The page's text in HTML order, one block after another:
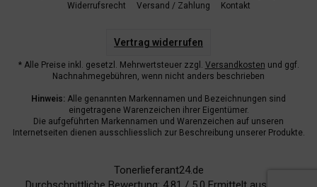
Widerrufsrecht
Versand / Zahlung Kontakt
Vertrag widerrufen
* Alle Preise inkl. gesetzl. Mehrwertsteuer zzgl. Versandkosten und ggf.
Nachnahmegebühren, wenn nicht anders beschrieben
Hinweis: Alle genannten Markennamen und Bezeichnungen sind
eingetragene Warenzeichen ihrer Eigentümer.
Die aufgeführten Markennamen und Warenzeichen auf unseren
Internetseiten dienen ausschliesslich zur Beschreibung unserer Produkte.
Tonerlieferant24.de